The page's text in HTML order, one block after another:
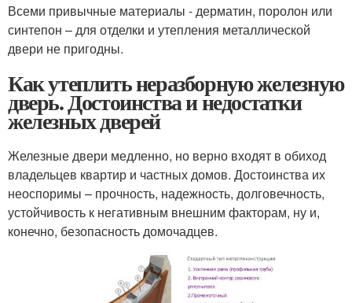
Всеми привычные материалы - дерматин, поролон или
синтепон – для отделки и утепления металлической
двери не пригодны.
Как утеплить неразборную железную
дверь. Достоинства и недостатки
железных дверей
Железные двери медленно, но верно входят в обиход
владельцев квартир и частных домов. Достоинства их
неоспоримы – прочность, надежность, долговечность,
устойчивость к негативным внешним факторам, ну и,
конечно, безопасность домочадцев.